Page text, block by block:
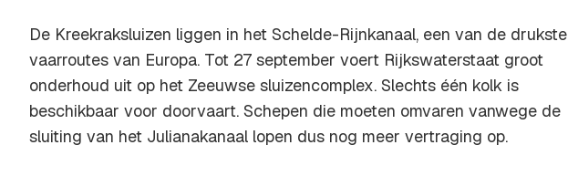
De Kreekraksluizen liggen in het Schelde-Rijnkanaal, een van de drukste
vaarroutes van Europa. Tot 27 september voert Rijkswaterstaat groot
onderhoud uit op het Zeeuwse sluizencomplex. Slechts één kolk is
beschikbaar voor doorvaart. Schepen die moeten omvaren vanwege de
sluiting van het Julianakanaal lopen dus nog meer vertraging op.